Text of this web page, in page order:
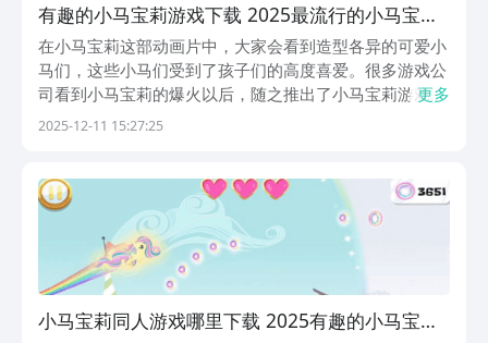
有趣的小马宝莉游戏下载 2025最流行的小马宝莉
游戏榜单
在小马宝莉这部动画片中，大家会看到造型各异的可爱小
马们，这些小马们受到了孩子们的高度喜爱。很多游戏公
司看到小马宝莉的爆火以后，随之推出了小马宝莉游戏。
今天的有趣的小马宝莉游戏下载，就来给大家分享几款现
更多
2025-12-11 15:27:25
小马宝莉同人游戏哪里下载 2025有趣的小马宝莉